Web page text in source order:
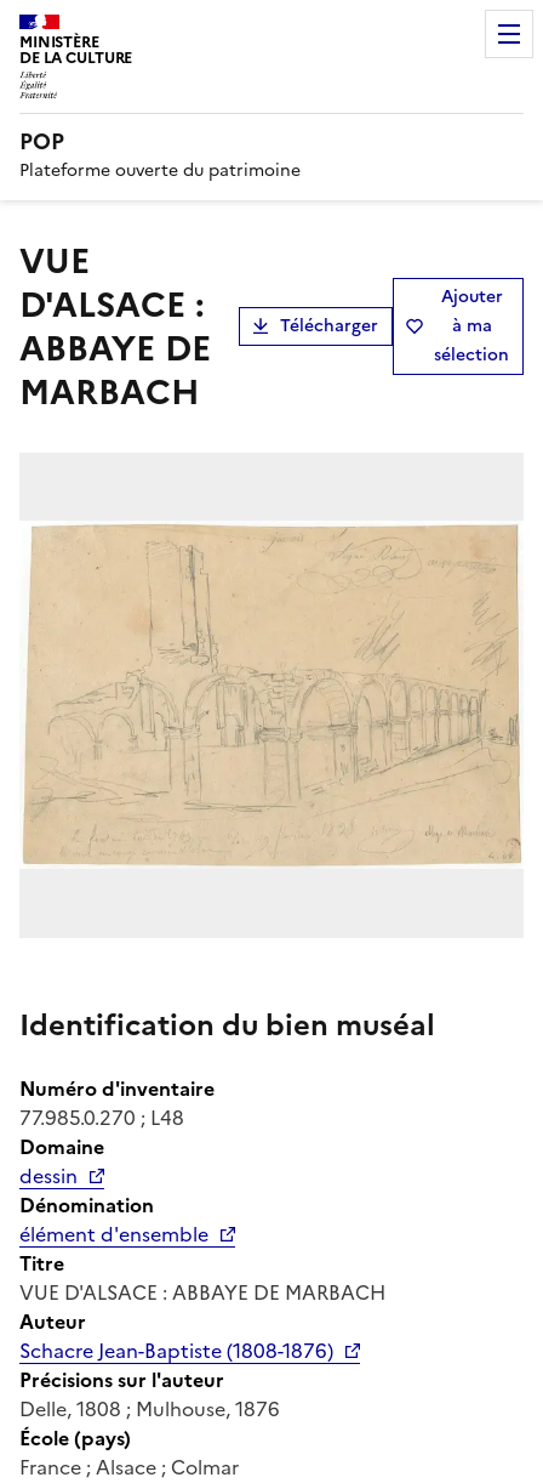
MINISTÈRE
DE LA CULTURE
POP
Plateforme ouverte du patrimoine
VUE
D'ALSACE :
ABBAYE DE
MARBACH
Télécharger
Ajouter
à ma
sélection
Identification du bien muséal
Numéro d'inventaire
77.985.0.270 ; L48
Domaine
dessin
Dénomination
élément d'ensemble
Titre
VUE D'ALSACE : ABBAYE DE MARBACH
Auteur
Schacre Jean-Baptiste (1808-1876)
Précisions sur l'auteur
Delle, 1808 ; Mulhouse, 1876
École (pays)
France ; Alsace ; Colmar